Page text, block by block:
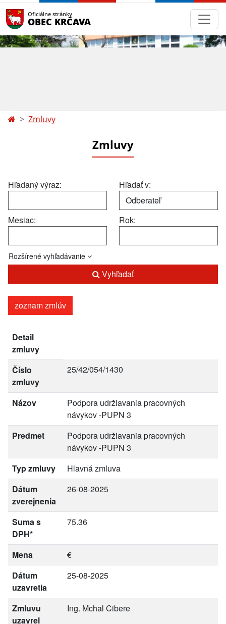
Oficiálne stránky
OBEC KRČAVA
Zmluvy
Zmluvy
Hľadaný výraz: Hľadať v:
Mesiac: Rok:
Rozšírené vyhľadávanie
Vyhľadať
zoznam zmlúv
Detail
zmluvy
Číslo
zmluvy
25/42/054/1430
Názov
Podpora udržiavania pracovných
návykov -PUPN 3
Predmet
Podpora udržiavania pracovných
návykov -PUPN 3
Typ zmluvy
Hlavná zmluva
Dátum
zverejnenia
26-08-2025
Suma s
DPH*
75.36
Mena
€
Dátum
uzavretia
25-08-2025
Zmluvu
uzavrel
Ing. Mchal Cibere